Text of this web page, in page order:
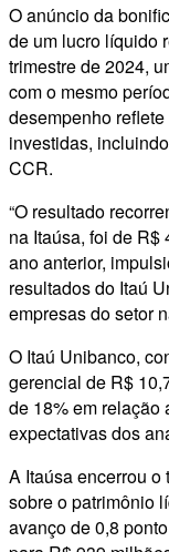
O anúncio da
de um lucro líquido
trimestre de 2024,
com o mesmo
desempenho
investidas,
CCR.
“O resultado
na Itaúsa, foi de R$
ano anterior,
resultados do Itaú
empresas do setor
O Itaú Unibanco,
gerencial de R$
de 18% em relação
expectativas dos
A Itaúsa encerrou o
sobre o patrimônio
avanço de 0,8